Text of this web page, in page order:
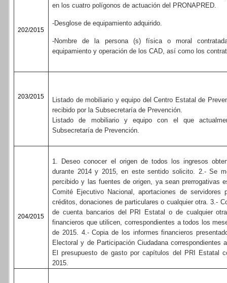
202/2015
en los cuatro polígonos de actuación del PRONAPRED.
-Desglose de equipamiento adquirido.
-Nombre de la persona (s) física o moral
equipamiento y operación de los CAD, así como los
203/2015
Listado de mobiliario y equipo del Centro Estatal de
recibido por la Subsecretaría de Prevención.
Listado de mobiliario y equipo con el que
Subsecretaría de Prevención.
204/2015
1. Deseo conocer el origen de todos los ingresos
durante 2014 y 2015, en este sentido solicito. 2.- Se
percibido y las fuentes de origen, ya sean prerrogativas
Comité Ejecutivo Nacional, aportaciones de servidores
créditos, donaciones de particulares o cualquier otra. 3.-
de cuenta bancarios del PRI Estatal o de cualquier
financieros que utilicen, correspondientes a todos los
de 2015. 4.- Copia de los informes financieros
Electoral y de Participación Ciudadana correspondientes
El presupuesto de gasto por capítulos del PRI Estatal
2015.